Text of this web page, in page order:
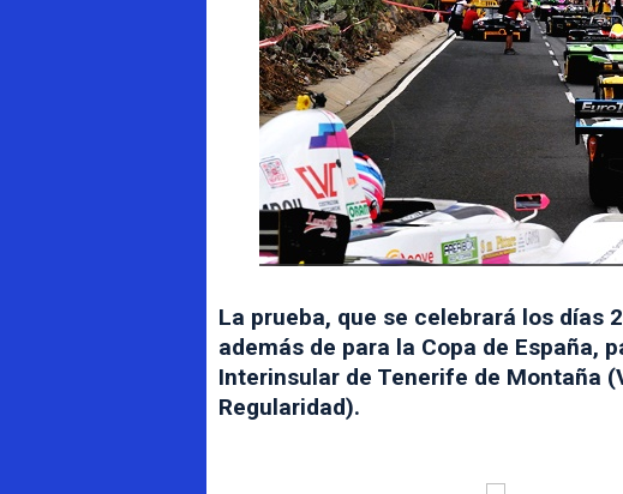
La prueba, que se celebrará los días
además de para la Copa de España,
Interinsular de Tenerife de Montaña
Regularidad).